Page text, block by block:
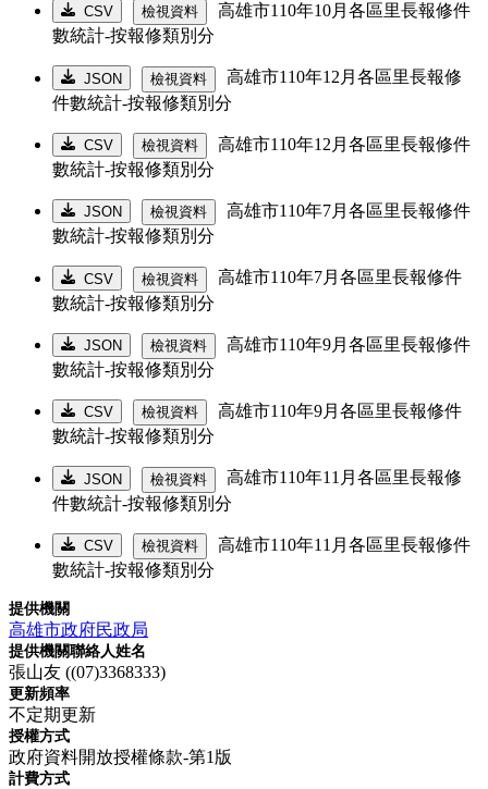
CSV 檢視資料
高雄市110年10月各區里長報修件
數統計-按報修類別分
JSON 檢視資料
高雄市110年12月各區里長報修
件數統計-按報修類別分
CSV 檢視資料
高雄市110年12月各區里長報修件
數統計-按報修類別分
JSON 檢視資料
高雄市110年7月各區里長報修件
數統計-按報修類別分
CSV 檢視資料
高雄市110年7月各區里長報修件
數統計-按報修類別分
JSON 檢視資料
高雄市110年9月各區里長報修件
數統計-按報修類別分
CSV 檢視資料
高雄市110年9月各區里長報修件
數統計-按報修類別分
JSON 檢視資料
高雄市110年11月各區里長報修
件數統計-按報修類別分
CSV 檢視資料
高雄市110年11月各區里長報修件
數統計-按報修類別分
提供機關
高雄市政府民政局
提供機關聯絡人姓名
張山友 ((07)3368333)
更新頻率
不定期更新
授權方式
政府資料開放授權條款-第1版
計費方式